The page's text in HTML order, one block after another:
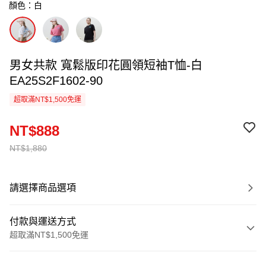
顏色：白
男女共款 寬鬆版印花圓領短袖T恤-白
EA25S2F1602-90
超取滿NT$1,500免運
NT$1,880
NT$888
請選擇商品選項
付款與運送方式
超取滿NT$1,500免運